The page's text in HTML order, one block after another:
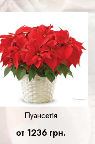
Пуансетія
от 1236 грн.